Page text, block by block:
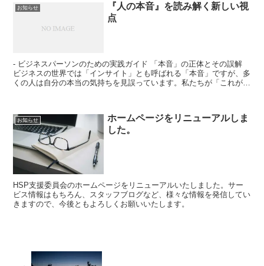
お知らせ
『人の本音』を読み解く新しい視
点
- ビジネスパーソンのための実践ガイド 「本音」の正体とその誤解
ビジネスの世界では「インサイト」とも呼ばれる「本音」ですが、多
くの人は自分の本当の気持ちを見誤っています。私たちが「これが私
お知らせ
ホームページをリニューアルしま
した。
HSP支援委員会のホームページをリニューアルいたしました。サー
ビス情報はもちろん、スタッフブログなど、様々な情報を発信してい
きますので、今後ともよろしくお願いいたします。